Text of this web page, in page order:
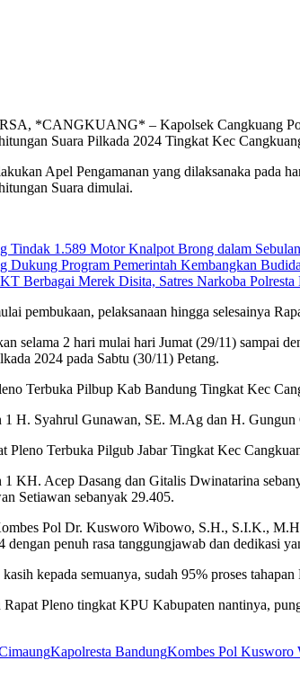
*CANGKUANG* – Kapolsek Cangkuang
Suara Pilkada 2024 Tingkat Kec
Apel Pengamanan yang dilaksanaka pada
Suara dimulai.
Tindak 1.589 Motor Knalpot Brong dalam Sebulan
Dukung Program Pemerintah Kembangkan
Berbagai Merek Disita, Satres Narkoba
pembukaan, pelaksanaan hingga selesainya
selama 2 hari mulai hari Jumat (29/11) sampai
2024 pada Sabtu (30/11) Petang.
Terbuka Pilbup Kab Bandung Tingkat Kec
1 H. Syahrul Gunawan, SE. M.Ag dan H.
Pleno Terbuka Pilgub Jabar Tingkat Kec
1 KH. Acep Dasang dan Gitalis Dwinatarina
Setiawan sebanyak 29.405.
Pol Dr. Kusworo Wibowo, S.H., S.I.K.,
dengan penuh rasa tanggungjawab dan dedikasi
kepada semuanya, sudah 95% proses
Pleno tingkat KPU Kabupaten nantinya,
Kapolresta BandungKombes Pol